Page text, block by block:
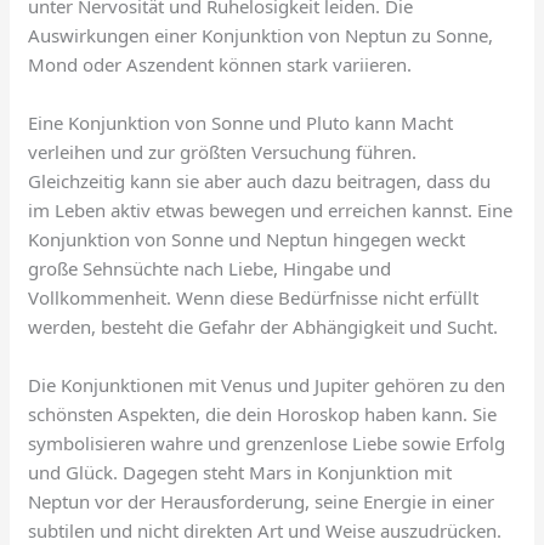
unter Nervosität und Ruhelosigkeit leiden. Die
Auswirkungen einer Konjunktion von Neptun zu Sonne,
Mond oder Aszendent können stark variieren.
Eine Konjunktion von Sonne und Pluto kann Macht
verleihen und zur größten Versuchung führen.
Gleichzeitig kann sie aber auch dazu beitragen, dass du
im Leben aktiv etwas bewegen und erreichen kannst. Eine
Konjunktion von Sonne und Neptun hingegen weckt
große Sehnsüchte nach Liebe, Hingabe und
Vollkommenheit. Wenn diese Bedürfnisse nicht erfüllt
werden, besteht die Gefahr der Abhängigkeit und Sucht.
Die Konjunktionen mit Venus und Jupiter gehören zu den
schönsten Aspekten, die dein Horoskop haben kann. Sie
symbolisieren wahre und grenzenlose Liebe sowie Erfolg
und Glück. Dagegen steht Mars in Konjunktion mit
Neptun vor der Herausforderung, seine Energie in einer
subtilen und nicht direkten Art und Weise auszudrücken.